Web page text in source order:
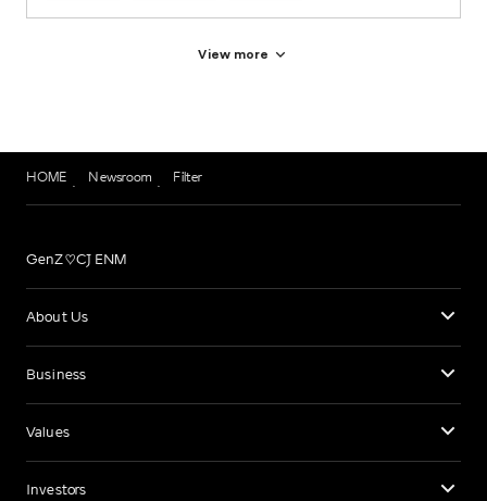
View more
HOME Newsroom Filter
GenZ♡CJ ENM
About Us
Business
Values
Investors